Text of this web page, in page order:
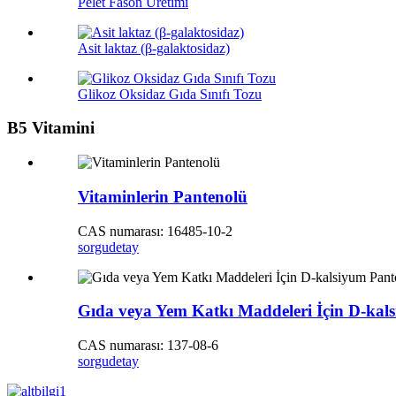
Asit laktaz (β-galaktosidaz)
Glikoz Oksidaz Gıda Sınıfı Tozu
B5 Vitamini
Vitaminlerin Pantenolü
CAS numarası: 16485-10-2
sorgudetay
Gıda veya Yem Katkı Maddeleri İçin D-
CAS numarası: 137-08-6
sorgudetay